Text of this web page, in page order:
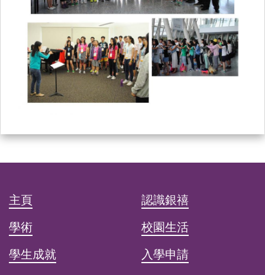
主頁
認識銀禧
學術
校園生活
學生成就
入學申請